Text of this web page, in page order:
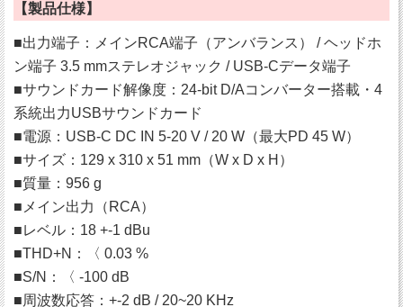
【製品仕様】
■出力端子：メインRCA端子（アンバランス） / ヘッドホ
ン端子 3.5 mmステレオジャック / USB-Cデータ端子
■サウンドカード解像度：24-bit D/Aコンバーター搭載・4
系統出力USBサウンドカード
■電源：USB-C DC IN 5-20 V / 20 W（最大PD 45 W）
■サイズ：129 x 310 x 51 mm（W x D x H）
■質量：956 g
■メイン出力（RCA）
■レベル：18 +-1 dBu
■THD+N：〈 0.03 %
■S/N：〈 -100 dB
■周波数応答：+-2 dB / 20~20 KHz